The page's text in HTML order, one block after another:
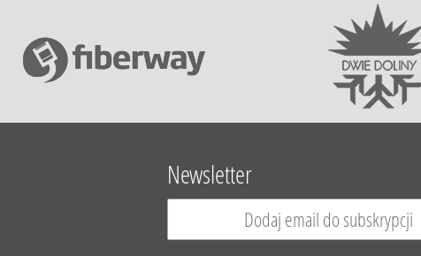
Newsletter